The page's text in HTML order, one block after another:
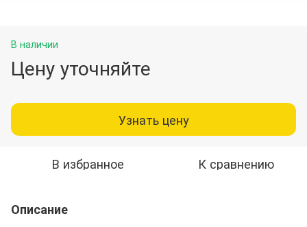
В наличии
Цену уточняйте
Узнать цену
В избранное К сравнению
Описание